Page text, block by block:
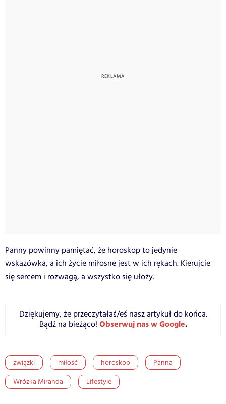
Panny powinny pamiętać, że horoskop to jedynie
wskazówka, a ich życie miłosne jest w ich rękach. Kierujcie
się sercem i rozwagą, a wszystko się ułoży.
Dziękujemy, że przeczytałaś/eś nasz artykuł do końca.
Bądź na bieżąco! Obserwuj nas w Google.
związki miłość horoskop
Panna
Wróżka Miranda
Lifestyle